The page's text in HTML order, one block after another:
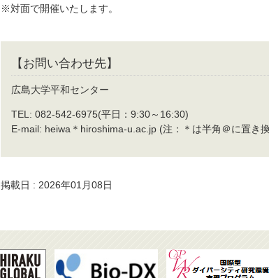
※対面で開催いたします。
【お問い合わせ先】
広島大学平和センター
TEL: 082-542-6975(平日：9:30～16:30)
E-mail: heiwa＊hiroshima-u.ac.jp (注：＊は半角＠に置き
掲載日 : 2026年01月08日